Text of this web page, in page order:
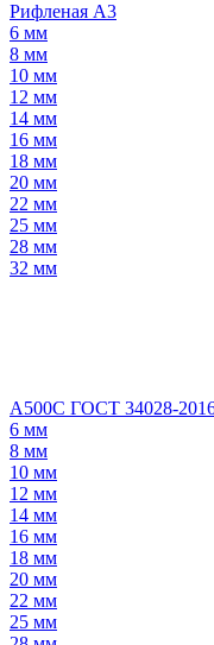
Рифленая А3
6 мм
8 мм
10 мм
12 мм
14 мм
16 мм
18 мм
20 мм
22 мм
25 мм
28 мм
32 мм
А500С ГОСТ 34028-
6 мм
8 мм
10 мм
12 мм
14 мм
16 мм
18 мм
20 мм
22 мм
25 мм